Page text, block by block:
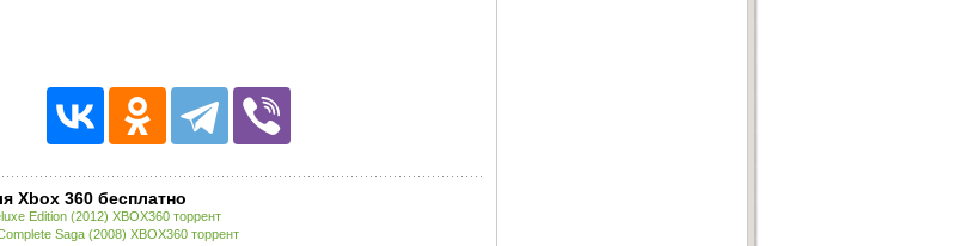
Xbox 360 бесплатно
Edition (2012) XBOX360 торрент
Saga (2008) XBOX360 торрент